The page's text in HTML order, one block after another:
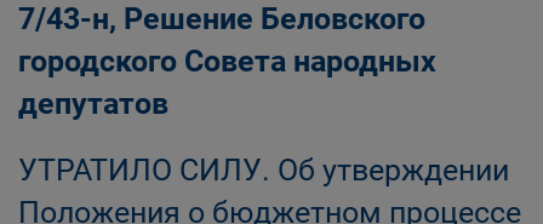
7/43-н, Решение Беловского
городского Совета народных
депутатов
УТРАТИЛО СИЛУ. Об утверждении
Положения о бюджетном процессе